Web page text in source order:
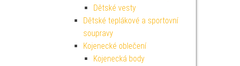
Dětské vesty
Dětské teplákové a sportovní
soupravy
Kojenecké oblečení
Kojenecká body